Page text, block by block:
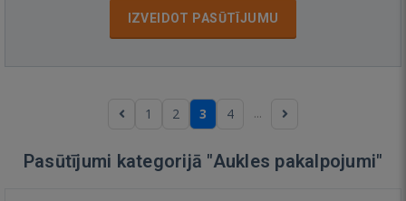
IZVEIDOT PASŪTĪJUMU
1 2 3 4 ...
Pasūtījumi kategorijā "Aukles pakalpojumi"